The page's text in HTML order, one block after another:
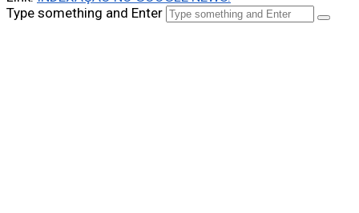
Type something and Enter